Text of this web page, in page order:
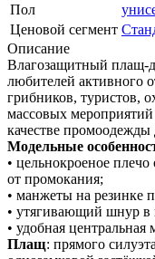
Пол
Ценовой сегмент
Описание
Влагозащитный плащ-
любителей активного
грибников, туристов,
массовых
качестве промоодежды
Модельные
• цельнокроеное
от промокания;
• манжеты на резинке
• утягивающий шнур
• удобная центральная
Плащ: прямого